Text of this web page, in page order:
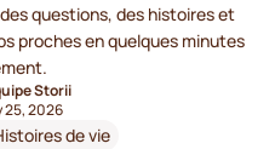
questions, des histoires et
proches en quelques minutes
Storii
25, 2026
de vie